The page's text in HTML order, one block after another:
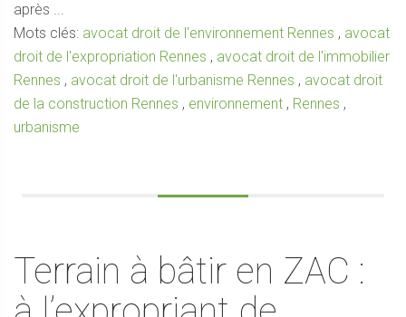
après ...
Mots clés: avocat droit de l'environnement Rennes , avocat
droit de l'expropriation Rennes , avocat droit de l'immobilier
Rennes , avocat droit de l'urbanisme Rennes , avocat droit
de la construction Rennes , environnement , Rennes ,
urbanisme
Terrain à bâtir en ZAC :